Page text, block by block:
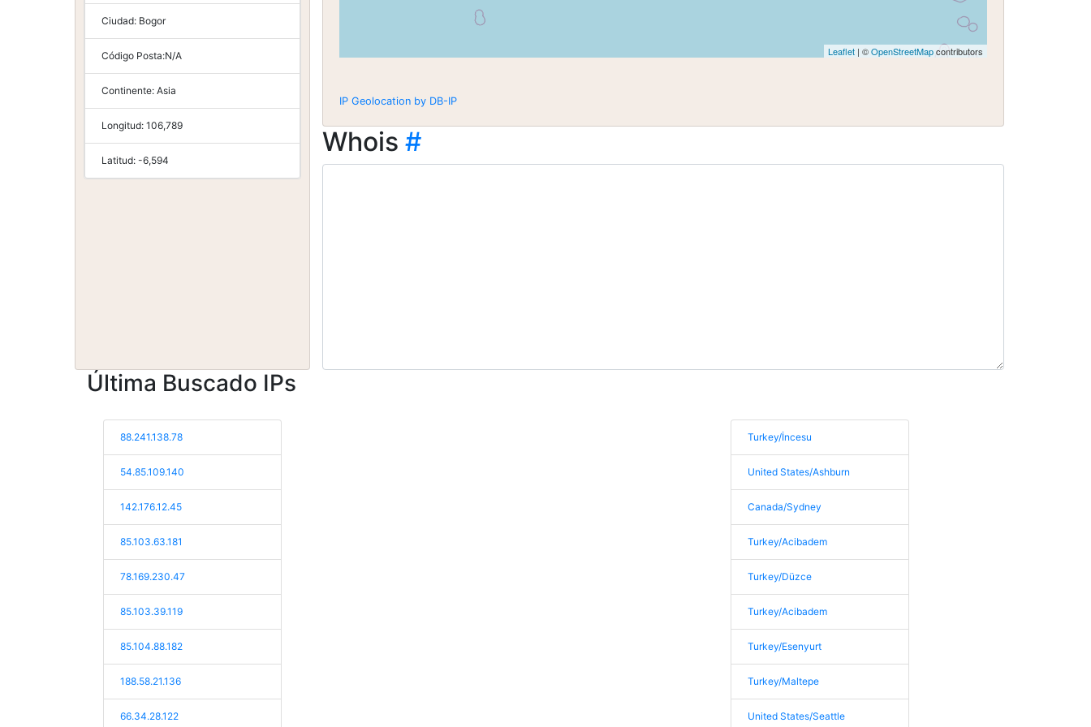
Ciudad: Bogor
Código Posta:N/A
Continente: Asia
Longitud: 106,789
Latitud: -6,594
Leaflet | ©OpenStreetMapcontributors
IP Geolocation by DB-IP
Whois #
Última Buscado IPs
88.241.138.78
54.85.109.140
142.176.12.45
85.103.63.181
78.169.230.47
85.103.39.119
85.104.88.182
188.58.21.136
66.34.28.122
Turkey/İncesu
United States/Ashburn
Canada/Sydney
Turkey/Acibadem
Turkey/Düzce
Turkey/Acibadem
Turkey/Esenyurt
Turkey/Maltepe
United States/Seattle